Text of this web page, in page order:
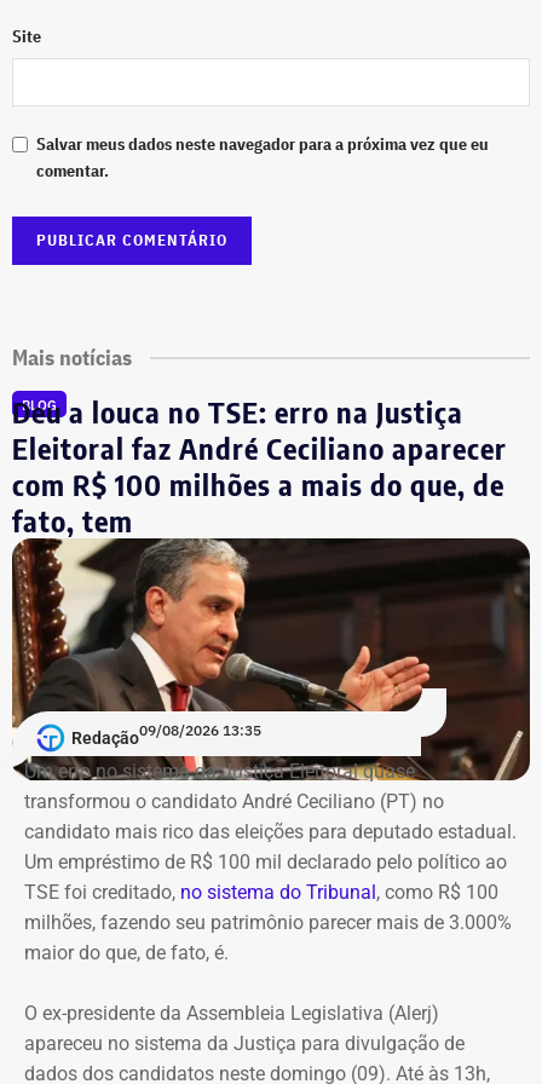
Site
Salvar meus dados neste navegador para a próxima vez que eu
comentar.
Mais notícias
BLOG
Deu a louca no TSE: erro na Justiça
Eleitoral faz André Ceciliano aparecer
com R$ 100 milhões a mais do que, de
fato, tem
Redação09/08/2026 13:35
Um erro no sistema da Justiça Eleitoral quase
transformou o candidato André Ceciliano (PT) no
candidato mais rico das eleições para deputado estadual.
Um empréstimo de R$ 100 mil declarado pelo político ao
TSE foi creditado, no sistema do Tribunal, como R$ 100
milhões, fazendo seu patrimônio parecer mais de 3.000%
maior do que, de fato, é.
O ex-presidente da Assembleia Legislativa (Alerj)
apareceu no sistema da Justiça para divulgação de
dados dos candidatos neste domingo (09). Até às 13h,